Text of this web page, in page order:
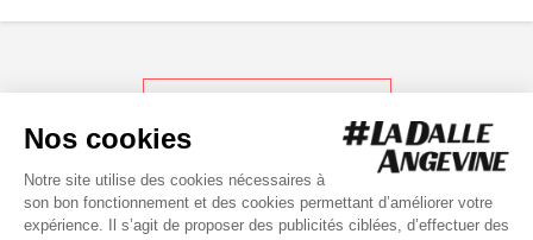
RETOUR AUX ACTUS